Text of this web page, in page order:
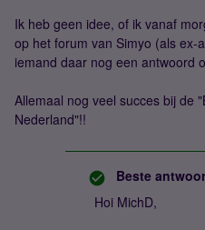
Ik heb geen idee, of ik vanaf
op het forum van Simyo (als ex-
iemand daar nog een antwoord
Allemaal nog veel succes bij de
Nederland"!!
Beste
Hoi MichD,